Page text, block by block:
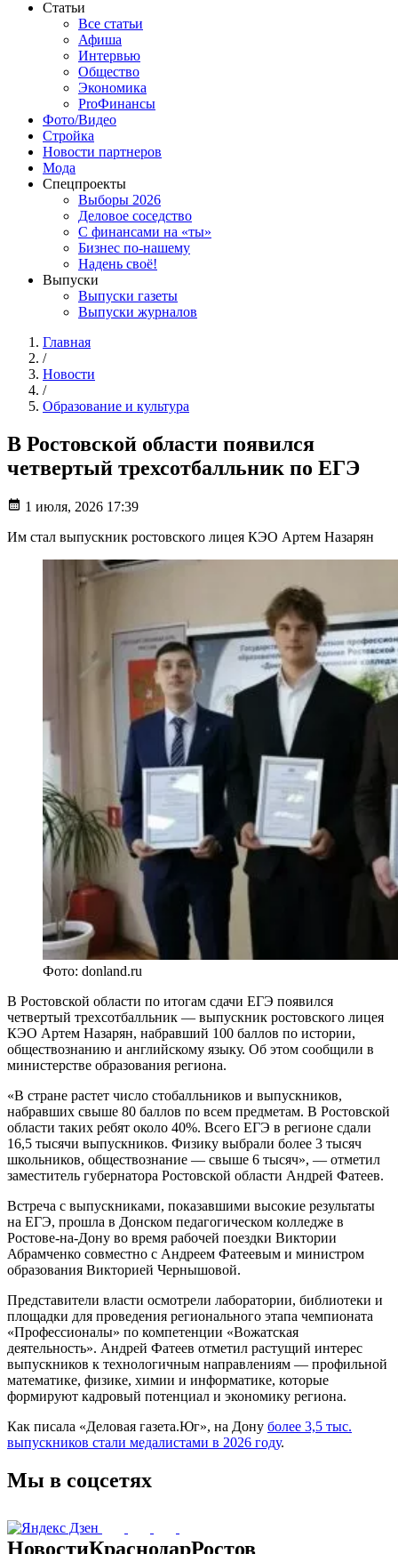
Статьи
Все статьи
Афиша
Интервью
Общество
Экономика
ProФинансы
Фото/Видео
Стройка
Новости партнеров
Мода
Спецпроекты
Выборы 2026
Деловое соседство
С финансами на «ты»
Бизнес по-нашему
Надень своё!
Выпуски
Выпуски газеты
Выпуски журналов
Главная
/
Новости
/
Образование и культура
В Ростовской области появился
четвертый трехсотбалльник по ЕГЭ
1 июля, 2026 17:39
Им стал выпускник ростовского лицея КЭО Артем Назарян
Фото: donland.ru
В Ростовской области по итогам сдачи ЕГЭ появился
четвертый трехсотбалльник — выпускник ростовского лицея
КЭО Артем Назарян, набравший 100 баллов по истории,
обществознанию и английскому языку. Об этом сообщили в
министерстве образования региона.
«В стране растет число стобалльников и выпускников,
набравших свыше 80 баллов по всем предметам. В Ростовской
области таких ребят около 40%. Всего ЕГЭ в регионе сдали
16,5 тысячи выпускников. Физику выбрали более 3 тысяч
школьников, обществознание — свыше 6 тысяч», — отметил
заместитель губернатора Ростовской области Андрей Фатеев.
Встреча с выпускниками, показавшими высокие результаты
на ЕГЭ, прошла в Донском педагогическом колледже в
Ростове-на-Дону во время рабочей поездки Виктории
Абрамченко совместно с Андреем Фатеевым и министром
образования Викторией Чернышовой.
Представители власти осмотрели лаборатории, библиотеки и
площадки для проведения регионального этапа чемпионата
«Профессионалы» по компетенции «Вожатская
деятельность». Андрей Фатеев отметил растущий интерес
выпускников к технологичным направлениям — профильной
математике, физике, химии и информатике, которые
формируют кадровый потенциал и экономику региона.
Как писала «Деловая газета.Юг», на Дону более 3,5 тыс.
выпускников стали медалистами в 2026 году.
Мы в соцсетях
НовостиКраснодарРостов